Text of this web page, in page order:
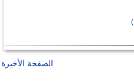
الصفحة الأخيرة